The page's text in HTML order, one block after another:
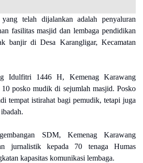
telah dijalankan adalah penyaluran
fasilitas masjid dan lembaga pendidikan
banjir di Desa Karangligar, Kecamatan
Idulfitri 1446 H, Kemenag Karawang
10 posko mudik di sejumlah masjid. Posko
tempat istirahat bagi pemudik, tetapi juga
SDM, Kemenag Karawang
jurnalistik kepada 70 tenaga Humas
kapasitas komunikasi lembaga.